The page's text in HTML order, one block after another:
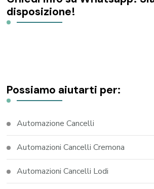
disposizione!
Possiamo aiutarti per:
Automazione Cancelli
Automazioni Cancelli Cremona
Automazioni Cancelli Lodi